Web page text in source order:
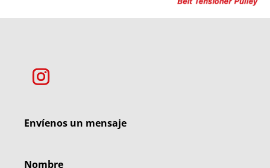
Envíenos un mensaje